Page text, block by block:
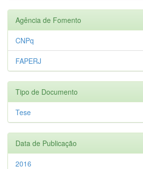
Agência de Fomento
CNPq
FAPERJ
Tipo de Documento
Tese
Data de Publicação
2016